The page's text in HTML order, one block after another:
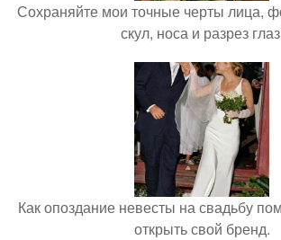
Сохраняйте мои точные черты лица,
скул, носа и разрез
Как опоздание невесты на свадьбу
открыть свой бренд.